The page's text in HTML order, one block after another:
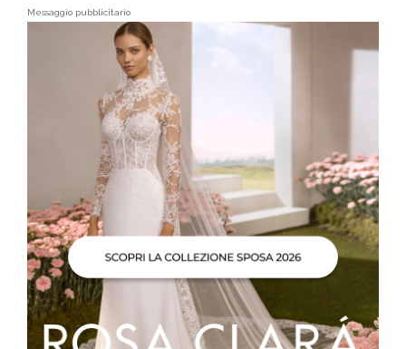
Messaggio pubblicitario